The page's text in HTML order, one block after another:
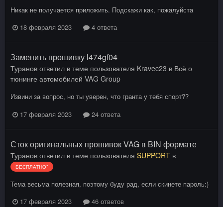
Никак не получается приложить. Подскажи как, пожалуйста
18 февраля 2023
4 ответа
Заменить прошивку l474gf04
Туранов ответил в теме пользователя Kravec23 в Всё о
тюнинге автомобилей VAG Group
Извини за вопрос, но ты уверен, что гранта у тебя спорт??
17 февраля 2023
24 ответа
Сток оригинальных прошивок VAG в BIN формате
Туранов ответил в теме пользователя SUPPORT в
БЕСПЛАТНО*
Тема весьма полезная, поэтому буду рад, если скинете пароль:)
17 февраля 2023
46 ответов